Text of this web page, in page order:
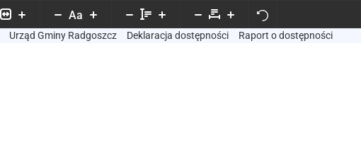
Aa
Urząd Gminy Radgoszcz Deklaracja dostępności Raport o dostępności